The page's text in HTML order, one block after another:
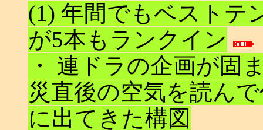
(1) 年間でもベストテ
が5本もランクイン
・ 連ドラの企画が固
災直後の空気を読ん
に出てきた構図